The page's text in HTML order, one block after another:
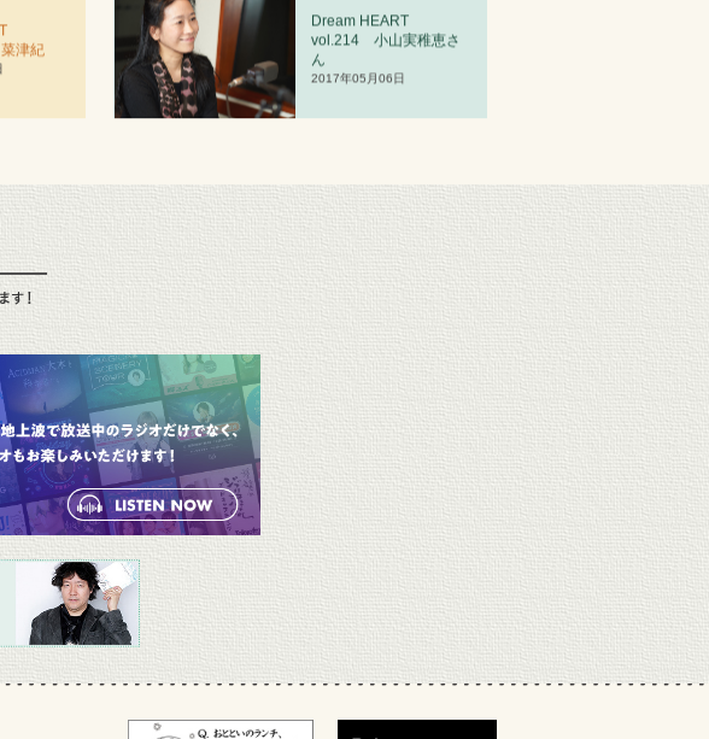
津紀
Dream HEART
vol.21 4 小山実稚恵さ
ん
2017年05月06日